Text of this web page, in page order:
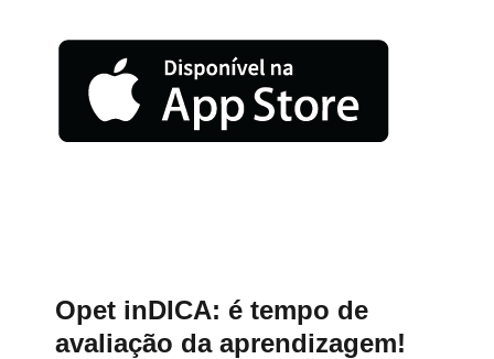
Opet inDICA: é tempo de
avaliação da aprendizagem!